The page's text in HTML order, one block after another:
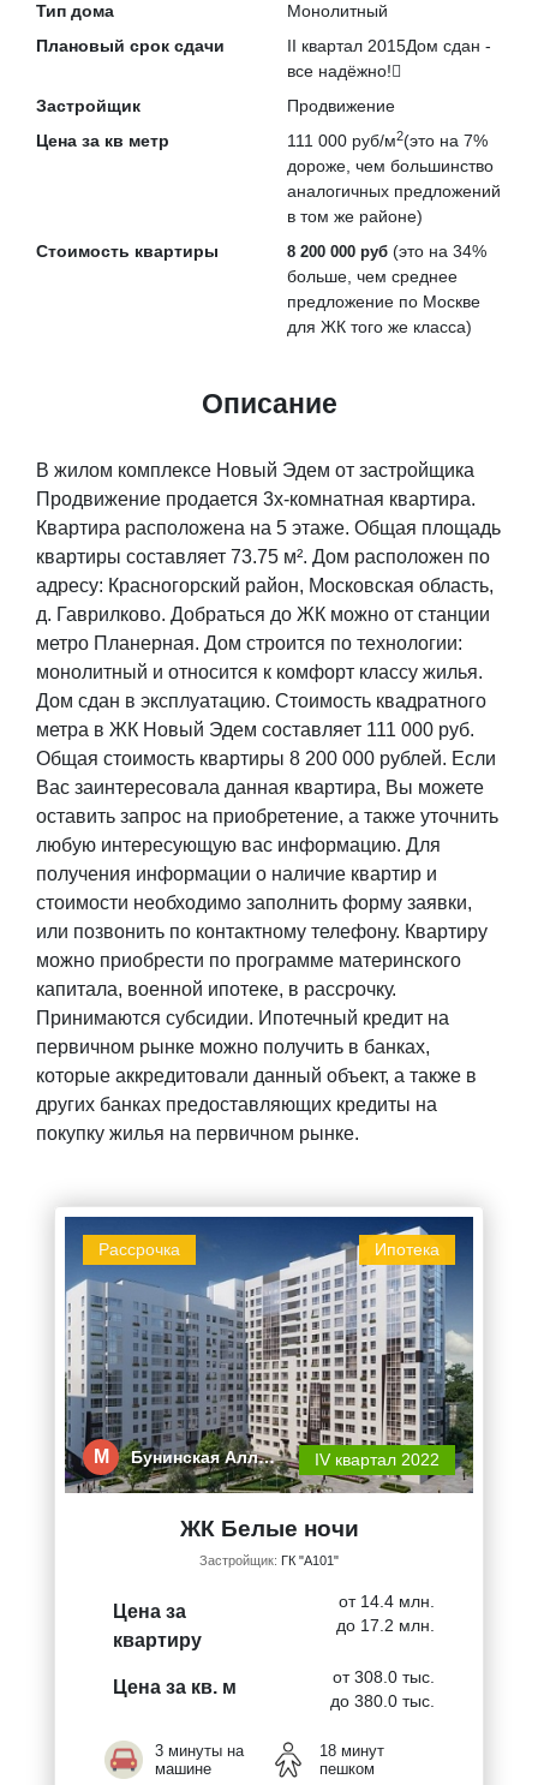
Тип дома
Монолитный
Плановый срок сдачи
II квартал 2015Дом сдан -
все надёжно!
Застройщик
Продвижение
Цена за кв метр
111 000 руб/м2(это на 7%
дороже , чем большинство
аналогичных предложений
в том же районе)
Стоимость квартиры
8 200 000 руб (это на 34%
больше , чем среднее
предложение по Москве
для ЖК того же класса)
Описание
В жилом комплексе Новый Эдем от застройщика
Продвижение продается 3х-комнатная квартира.
Квартира расположена на 5 этаже. Общая площадь
квартиры составляет 73.75 м². Дом расположен по
адресу: Красногорский район, Московская область,
д. Гаврилково. Добраться до ЖК можно от станции
метро Планерная. Дом строится по технологии:
монолитный и относится к комфорт классу жилья.
Дом сдан в эксплуатацию. Стоимость квадратного
метра в ЖК Новый Эдем составляет 111 000 руб.
Общая стоимость квартиры 8 200 000 рублей. Если
Вас заинтересовала данная квартира, Вы можете
оставить запрос на приобретение, а также уточнить
любую интересующую вас информацию. Для
получения информации о наличие квартир и
стоимости необходимо заполнить форму заявки,
или позвонить по контактному телефону. Квартиру
можно приобрести по программе материнского
капитала, военной ипотеке, в рассрочку.
Принимаются субсидии. Ипотечный кредит на
первичном рынке можно получить в банках,
которые аккредитовали данный объект, а также в
других банках предоставляющих кредиты на
покупку жилья на первичном рынке.
Ипотека
Рассрочка
М Бунинская Алл… IV квартал 2022
ЖК Белые ночи
Застройщик: ГК "А101"
Цена за
квартиру
от 14.4 млн.
до 17.2 млн.
Цена за кв. м
от 308.0 тыс.
до 380.0 тыс.
3 минуты на
машине
18 минут
пешком